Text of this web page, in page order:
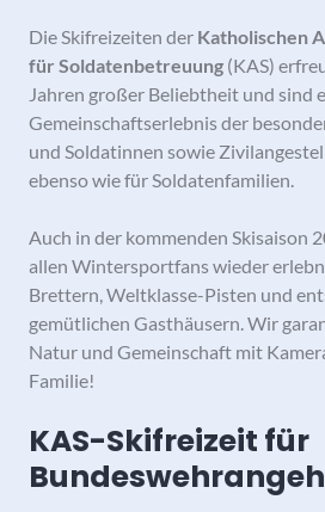
Die Skifreizeiten der Katholischen
für Soldatenbetreuung (KAS)
Jahren großer Beliebtheit und sind
Gemeinschaftserlebnis der
und Soldatinnen sowie
ebenso wie für Soldatenfamilien.
Auch in der kommenden Skisaison
allen Wintersportfans wieder
Brettern, Weltklasse-Pisten und
gemütlichen Gasthäusern. Wir
Natur und Gemeinschaft mit
Familie!
KAS-Skifreizeit für